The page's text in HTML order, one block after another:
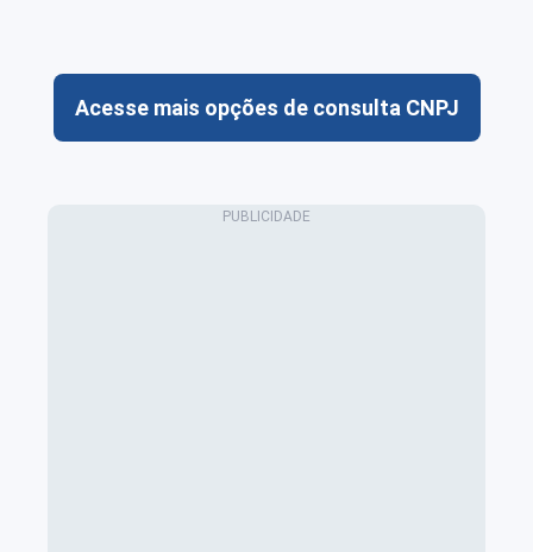
Acesse mais opções de consulta CNPJ